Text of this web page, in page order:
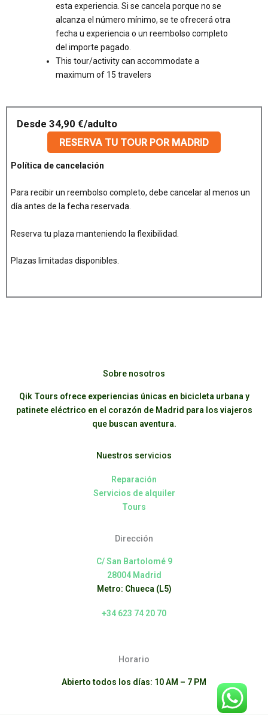
esta experiencia. Si se cancela porque no se
alcanza el número mínimo, se te ofrecerá otra
fecha u experiencia o un reembolso completo
del importe pagado.
This tour/activity can accommodate a
maximum of 15 travelers
Desde 34,90 €/adulto
RESERVA TU TOUR POR MADRID
Política de cancelación
Para recibir un reembolso completo, debe cancelar al menos un
día antes de la fecha reservada.
Reserva tu plaza manteniendo la flexibilidad.
Plazas limitadas disponibles.
Sobre nosotros
Qik Tours ofrece experiencias únicas en bicicleta urbana y
patinete eléctrico en el corazón de Madrid para los viajeros
que buscan aventura.
Nuestros servicios
Reparación
Servicios de alquiler
Tours
Dirección
C/ San Bartolomé 9
28004 Madrid
Metro: Chueca (L5)
+34 623 74 20 70
Horario
Abierto todos los días: 10 AM – 7 PM